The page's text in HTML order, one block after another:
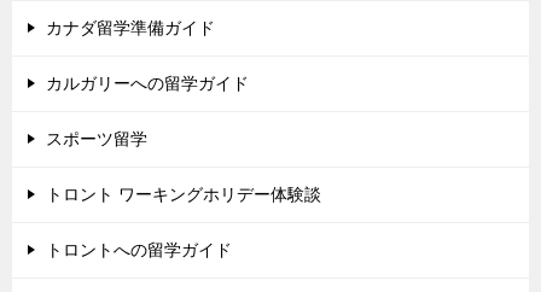
カナダ留学準備ガイド
カルガリーへの留学ガイド
スポーツ留学
トロント ワーキングホリデー体験談
トロントへの留学ガイド